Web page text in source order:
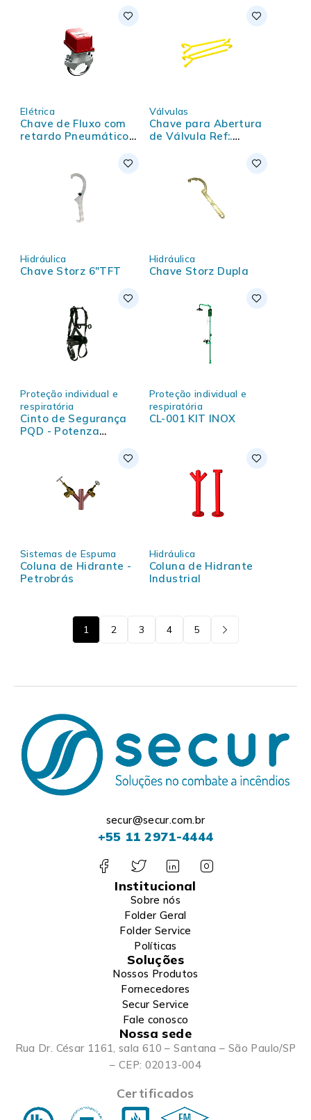
Elétrica
Chave de Fluxo com
retardo Pneumático
Válvulas
Chave para Abertura
de Válvula Ref:.
Hidráulica
Chave Storz 6"TFT
Hidráulica
Chave Storz Dupla
Proteção individual e
respiratória
Cinto de Segurança
PQD - Potenza
Proteção individual e
respiratória
CL-001 KIT INOX
Sistemas de Espuma
Coluna de Hidrante -
Petrobrás
Hidráulica
Coluna de Hidrante
Industrial
1 2 3 4 5
secur@secur.com.br
+55 11 2971-4444
Institucional
Sobre nós
Folder Geral
Folder Service
Políticas
Soluções
Nossos Produtos
Fornecedores
Secur Service
Fale conosco
Nossa sede
Rua Dr. César 1161, sala 610 – Santana – São Paulo/SP
– CEP: 02013-004
Certificados